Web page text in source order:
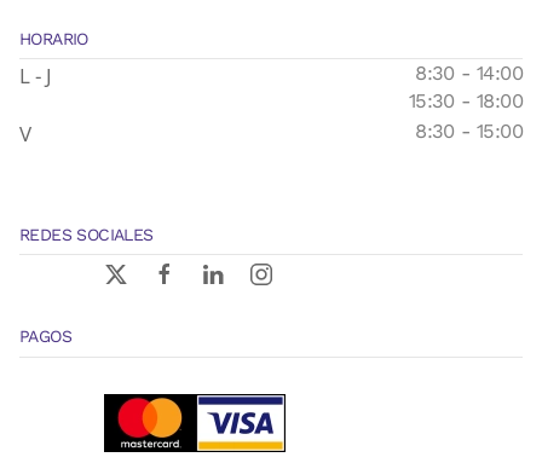
HORARIO
L - J
8:30 - 14:00
15:30 - 18:00
V 8:30 - 15:00
REDES SOCIALES
PAGOS